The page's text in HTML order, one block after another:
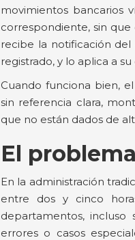
movimientos bancarios
correspondiente, sin
recibe la notificación
registrado, y lo aplica a
Cuando funciona bien,
sin referencia clara,
que no están dados de
El
En la administración
entre dos y cinco
departamentos,
errores o casos